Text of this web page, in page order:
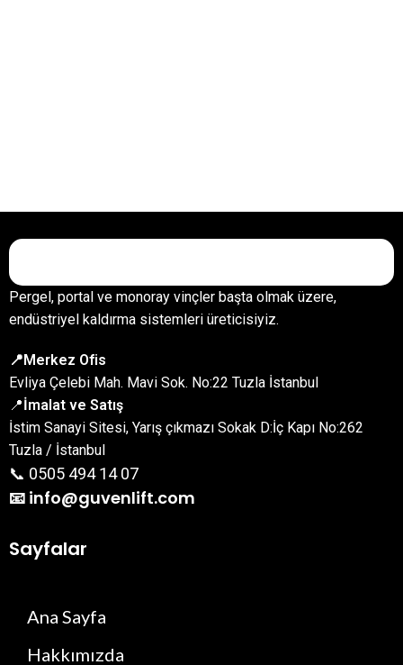
Pergel, portal ve monoray vinçler başta olmak üzere,
endüstriyel kaldırma sistemleri üreticisiyiz.
📍Merkez Ofis
Evliya Çelebi Mah. Mavi Sok. No:22 Tuzla İstanbul
📍İmalat ve Satış
İstim Sanayi Sitesi, Yarış çıkmazı Sokak D:İç Kapı No:262
Tuzla / İstanbul
📞 0505 494 14 07
📧 info@guvenlift.com
Sayfalar
Ana Sayfa
Hakkımızda